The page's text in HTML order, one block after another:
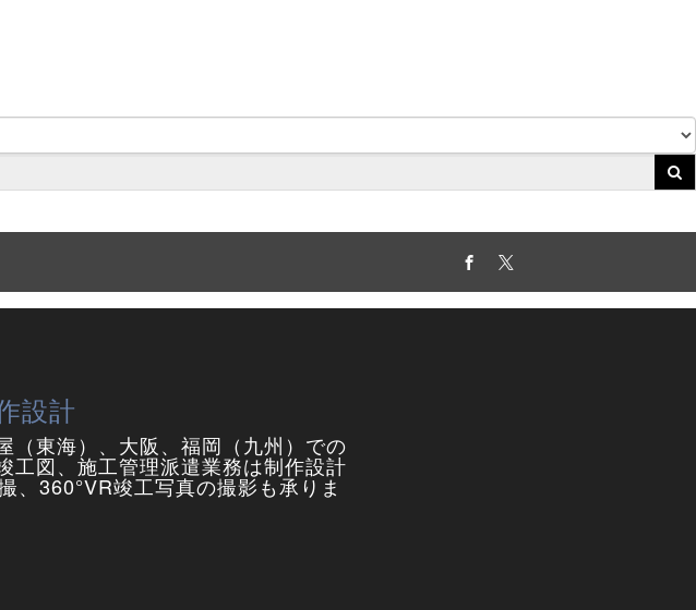
設計
（東海）、大阪、福岡（九州）での
工図、施工管理派遣業務は制作設計
、360°VR竣工写真の撮影も承りま